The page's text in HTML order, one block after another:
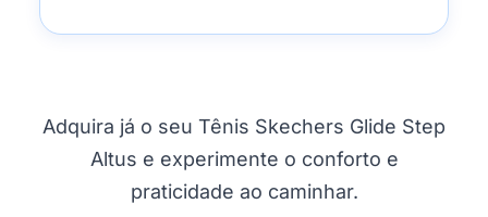
Adquira já o seu Tênis Skechers Glide Step
Altus e experimente o conforto e
praticidade ao caminhar.